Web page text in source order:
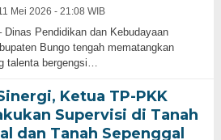
Mei 2026 - 21:08 WIB
Dinas Pendidikan dan Kebudayaan
Bungo tengah mematangkan
talenta bergengsi…
Ketua TP-PKK
Supervisi di Tanah
dan Tanah Sepenggal